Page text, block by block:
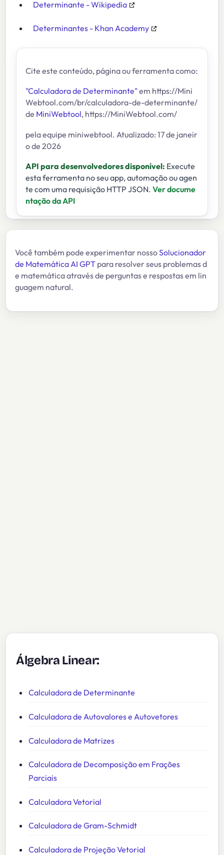
Determinante - Wikipedia
Determinantes - Khan Academy
Cite este conteúdo, página ou ferramenta como:
"Calculadora de Determinante"em https://Mini
Webtool.com/br/calculadora-de-determinante/
de MiniWebtool, https://MiniWebtool.com/
pela equipe miniwebtool. Atualizado: 17 de janeir
o de 2026
API para desenvolvedores disponível: Execute
esta ferramenta no seu app, automação ou agen
te com uma requisição HTTP JSON. Ver docume
ntação da API
Você também pode experimentar nossoSolucionador
de Matemática AI GPT para resolver seus problemas d
e matemática através de perguntas e respostas em lin
guagem natural.
Álgebra Linear:
Calculadora de Determinante
Calculadora de Autovalores e Autovetores
Calculadora de Matrizes
Calculadora de Decomposição em Frações
Parciais
Calculadora Vetorial
Calculadora de Gram-Schmidt
Calculadora de Projeção Vetorial